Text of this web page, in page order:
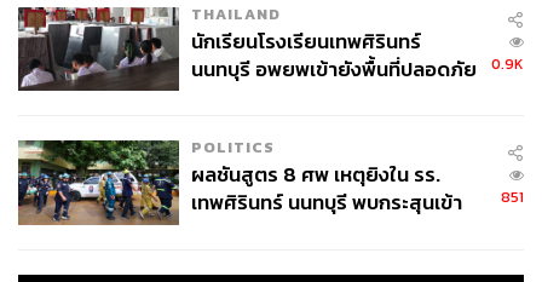
THAILAND
นักเรียนโรงเรียนเทพศิรินทร์
นนทบุรี อพยพเข้ายังพื้นที่ปลอดภัย
0.9K
POLITICS
ผลชันสูตร 8 ศพ เหตุยิงใน รร.
เทพศิรินทร์ นนทบุรี พบกระสุนเข้า
851